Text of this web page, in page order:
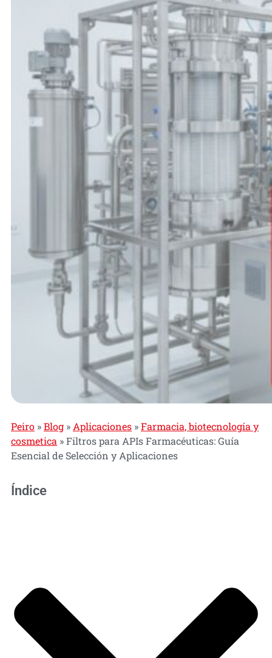
Peiro »Blog » Aplicaciones »Farmacia, biotecnología y
cosmetica »Filtros para APIs Farmacéuticas: Guía
Esencial de Selección y Aplicaciones
Índice